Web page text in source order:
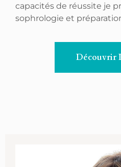
capacités de réussite je
sophrologie et
Découvrir